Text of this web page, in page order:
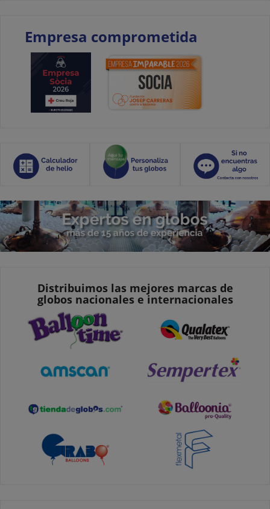
Empresa comprometida
Distribuimos las mejores marcas de
globos nacionales e internacionales